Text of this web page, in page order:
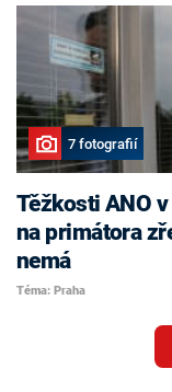
7 fotografií
Těžkosti ANO
na primátora
nemá
Téma: Praha